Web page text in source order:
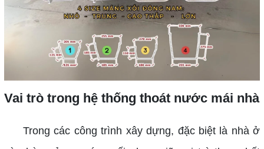
Vai trò trong hệ thống thoát nước mái nhà
Trong các công trình xây dựng, đặc biệt là nhà ở